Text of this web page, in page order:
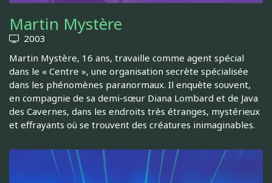
Martin Mystère
2003
Martin Mystère, 16 ans, travaille comme agent spécial
dans le « Centre », une organisation secrète spécialisée
dans les phénomènes paranormaux. Il enquète souvent,
en compagnie de sa demi-sœur Diana Lombard et de Java
des Cavernes, dans les endroits très étranges, mystérieux
et effrayants où se trouvent des créatures inimaginables.